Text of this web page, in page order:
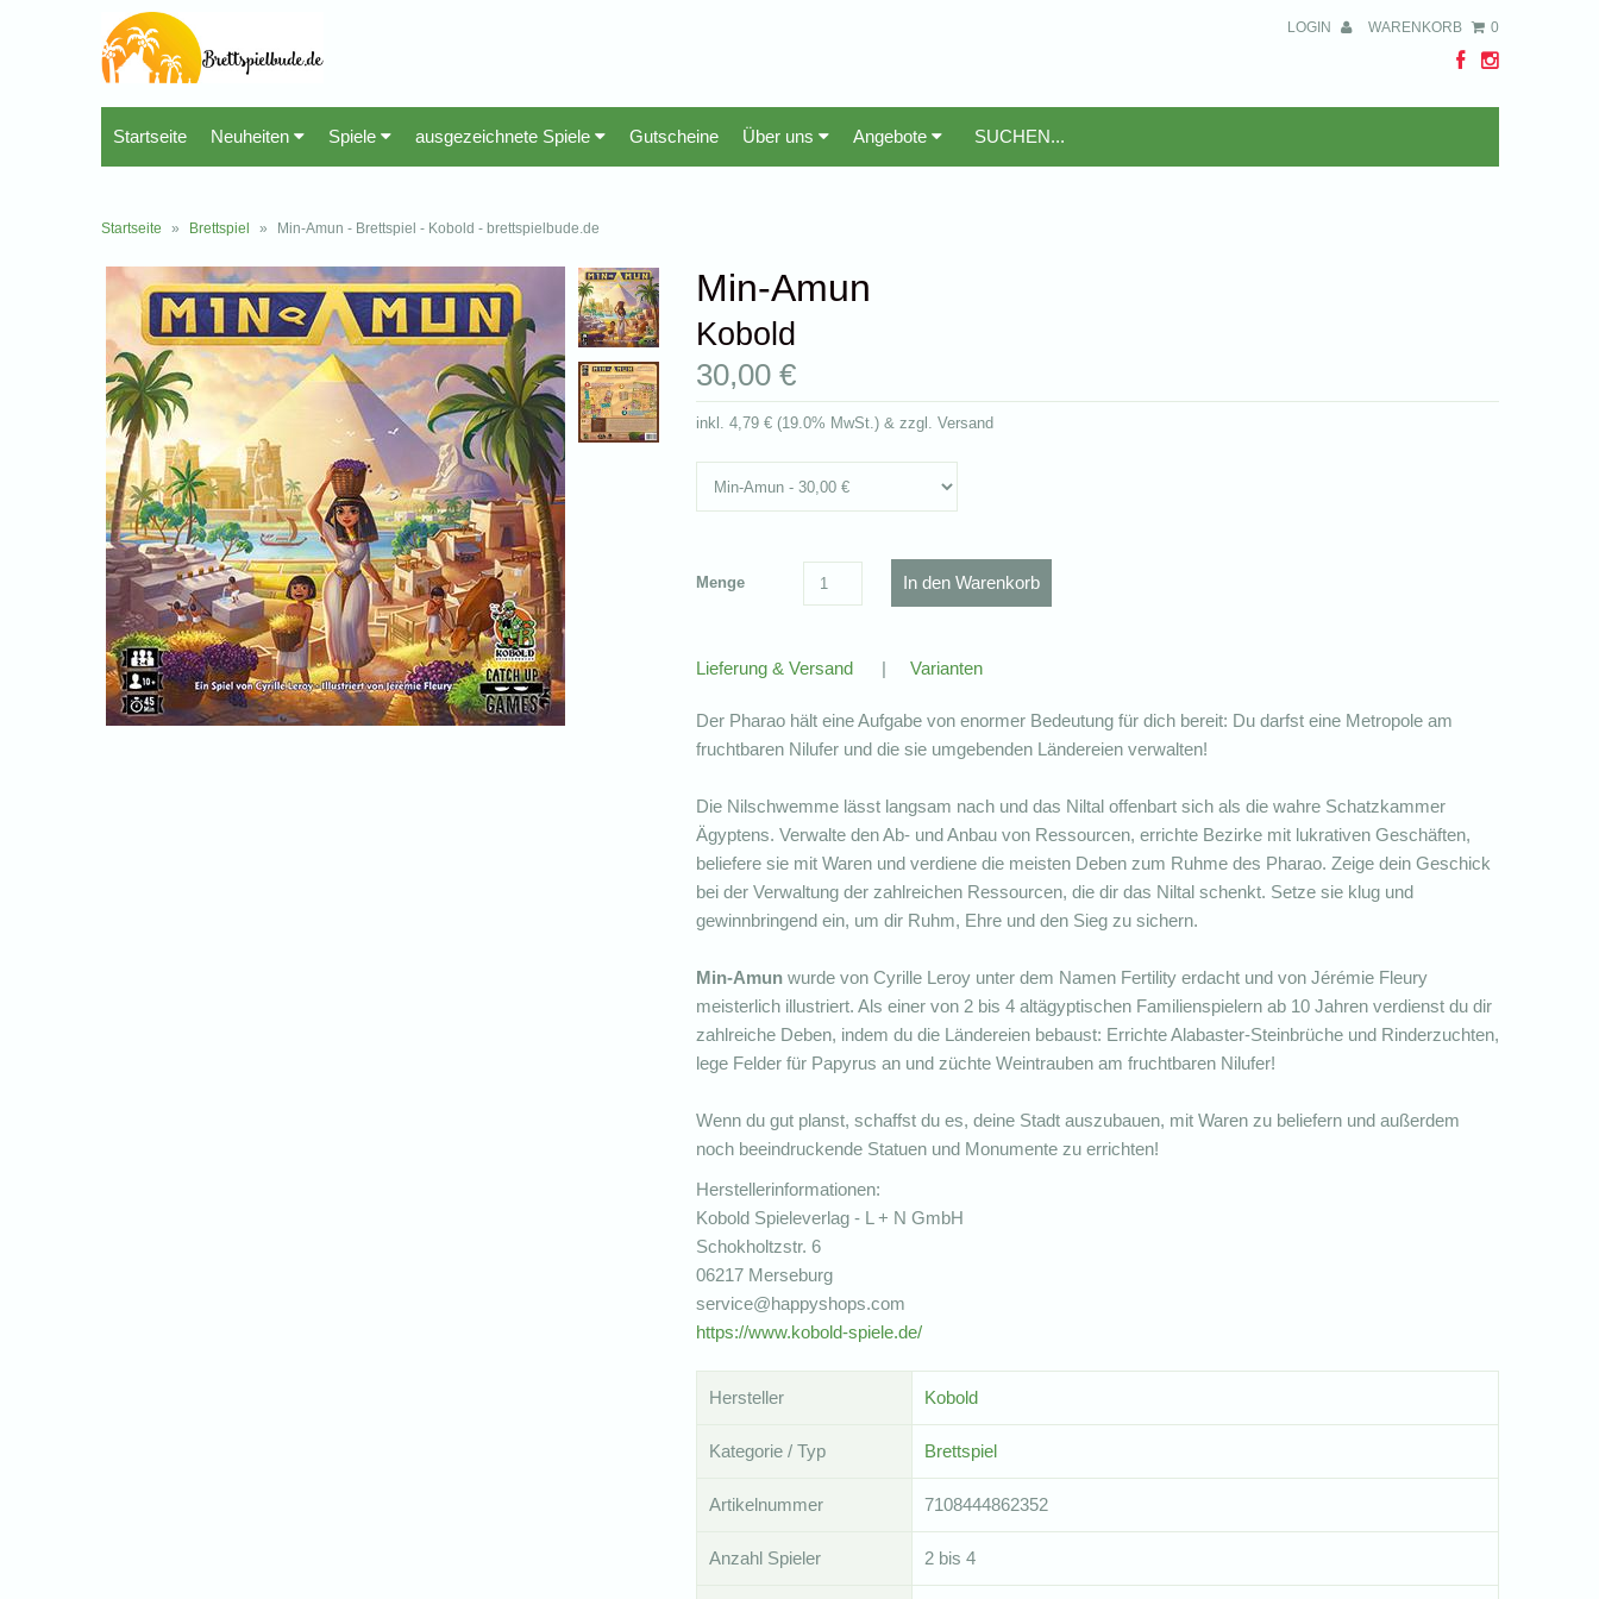
LOGIN WARENKORB 0
Startseite Neuheiten Spiele ausgezeichnete Spiele Gutscheine Über uns Angebote
Startseite » Brettspiel » Min-Amun - Brettspiel - Kobold - brettspielbude.de
Min-Amun
Kobold
30,00 €
inkl. 4,79 €(19.0% MwSt.) & zzgl. Versand
Menge
Lieferung & Versand | Varianten
Der Pharao hält eine Aufgabe von enormer Bedeutung für dich bereit: Du darfst eine Metropole am
fruchtbaren Nilufer und die sie umgebenden Ländereien verwalten!
Die Nilschwemme lässt langsam nach und das Niltal offenbart sich als die wahre Schatzkammer
Ägyptens. Verwalte den Ab- und Anbau von Ressourcen, errichte Bezirke mit lukrativen Geschäften,
beliefere sie mit Waren und verdiene die meisten Deben zum Ruhme des Pharao. Zeige dein Geschick
bei der Verwaltung der zahlreichen Ressourcen, die dir das Niltal schenkt. Setze sie klug und
gewinnbringend ein, um dir Ruhm, Ehre und den Sieg zu sichern.
Min-Amunwurde von Cyrille Leroy unter dem Namen Fertility erdacht und von Jérémie Fleury
meisterlich illustriert. Als einer von 2 bis 4 altägyptischen Familienspielern ab 10 Jahren verdienst du dir
zahlreiche Deben, indem du die Ländereien bebaust: Errichte Alabaster-Steinbrüche und Rinderzuchten,
lege Felder für Papyrus an und züchte Weintrauben am fruchtbaren Nilufer!
Wenn du gut planst, schaffst du es, deine Stadt auszubauen, mit Waren zu beliefern und außerdem
noch beeindruckende Statuen und Monumente zu errichten!
Herstellerinformationen:
Kobold Spieleverlag - L + N GmbH
Schokholtzstr. 6
06217 Merseburg
service@happyshops.com
https://www.kobold-spiele.de/
Hersteller Kobold
Kategorie / Typ Brettspiel
Artikelnummer 7108444862352
Anzahl Spieler 2 bis 4